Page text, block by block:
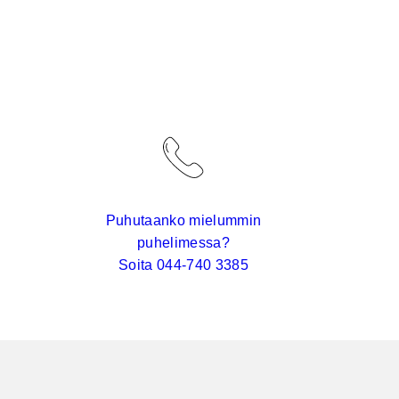
Puhutaanko mielummin
puhelimessa?
Soita 044-740 3385